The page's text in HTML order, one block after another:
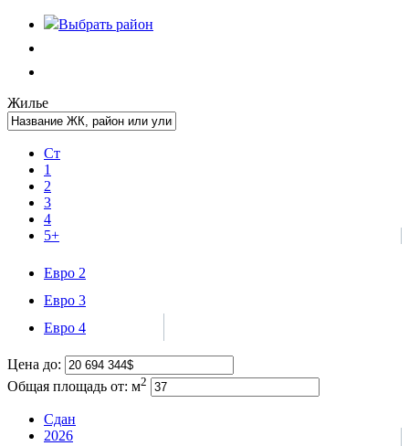
Выбрать район
Жилье
Ст
1
2
3
4
5+
Евро 2
Евро 3
Евро 4
Цена до:
Общая площадь от: м2
Сдан
2026